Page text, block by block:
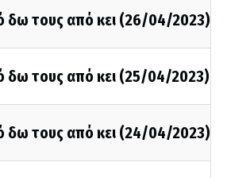
δω τους από κει (26/04/2023)
δω τους από κει (25/04/2023)
δω τους από κει (24/04/2023)